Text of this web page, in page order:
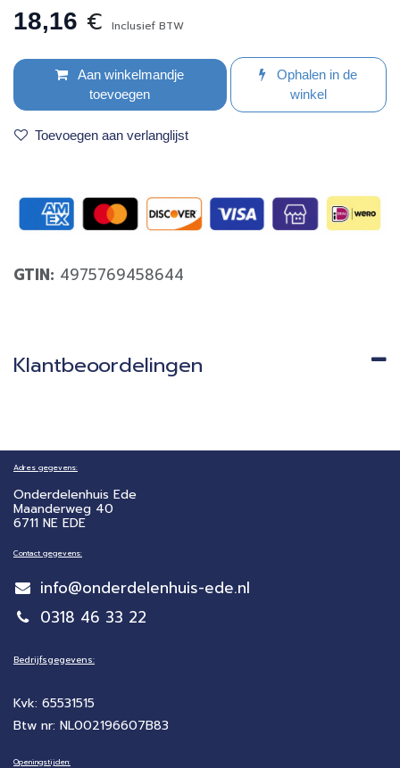
18,16 € Inclusief BTW
Aan winkelmandje
toevoegen
Ophalen in de
winkel
Toevoegen aan verlanglijst
GTIN: 4975769458644
Klantbeoordelingen
Adres gegevens:
Onderdelenhuis Ede
Maanderweg 40
6711 NE EDE
Contact gegevens:
info@onderdelenhuis-ede.nl
0318 46 33 22
Bedrijfsgegevens:
Kvk: 65531515
Btw nr: NL002196607B83
Openingstijden: